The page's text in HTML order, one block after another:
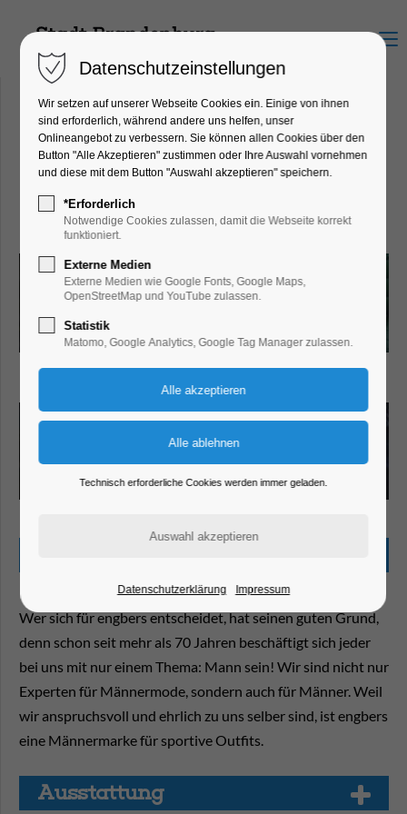
Menu
Engbers
Hauptstraße 23, 14776
Brandenburg an der Havel
Wer sich für engbers entscheidet, hat seinen guten Grund,
denn schon seit mehr als 70 Jahren beschäftigt sich jeder
bei uns mit nur einem Thema: Mann sein! Wir sind nicht nur
Experten für Männermode, sondern auch für Männer. Weil
wir anspruchsvoll und ehrlich zu uns selber sind, ist engbers
eine Männermarke für sportive Outfits.
Aus­stat­tung
Datenschutzeinstellungen
Wir setzen auf unserer Webseite Cookies ein. Einige von ihnen
sind erforderlich, während andere uns helfen, unser
Onlineangebot zu verbessern. Sie können allen Cookies über den
Button "Alle Akzeptieren" zustimmen oder Ihre Auswahl vornehmen
und diese mit dem Button "Auswahl akzeptieren" speichern.
*Erforderlich
Notwendige Cookies zulassen, damit die Webseite korrekt
funktioniert.
Externe Medien
Externe Medien wie Google Fonts, Google Maps,
OpenStreetMap und YouTube zulassen.
Statistik
Matomo, Google Analytics, Google Tag Manager zulassen.
Technisch erforderliche Cookies werden immer geladen.
Datenschutzerklärung Impressum